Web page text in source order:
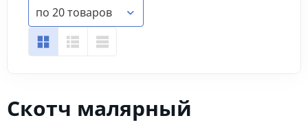
по 20 товаров
Скотч малярный